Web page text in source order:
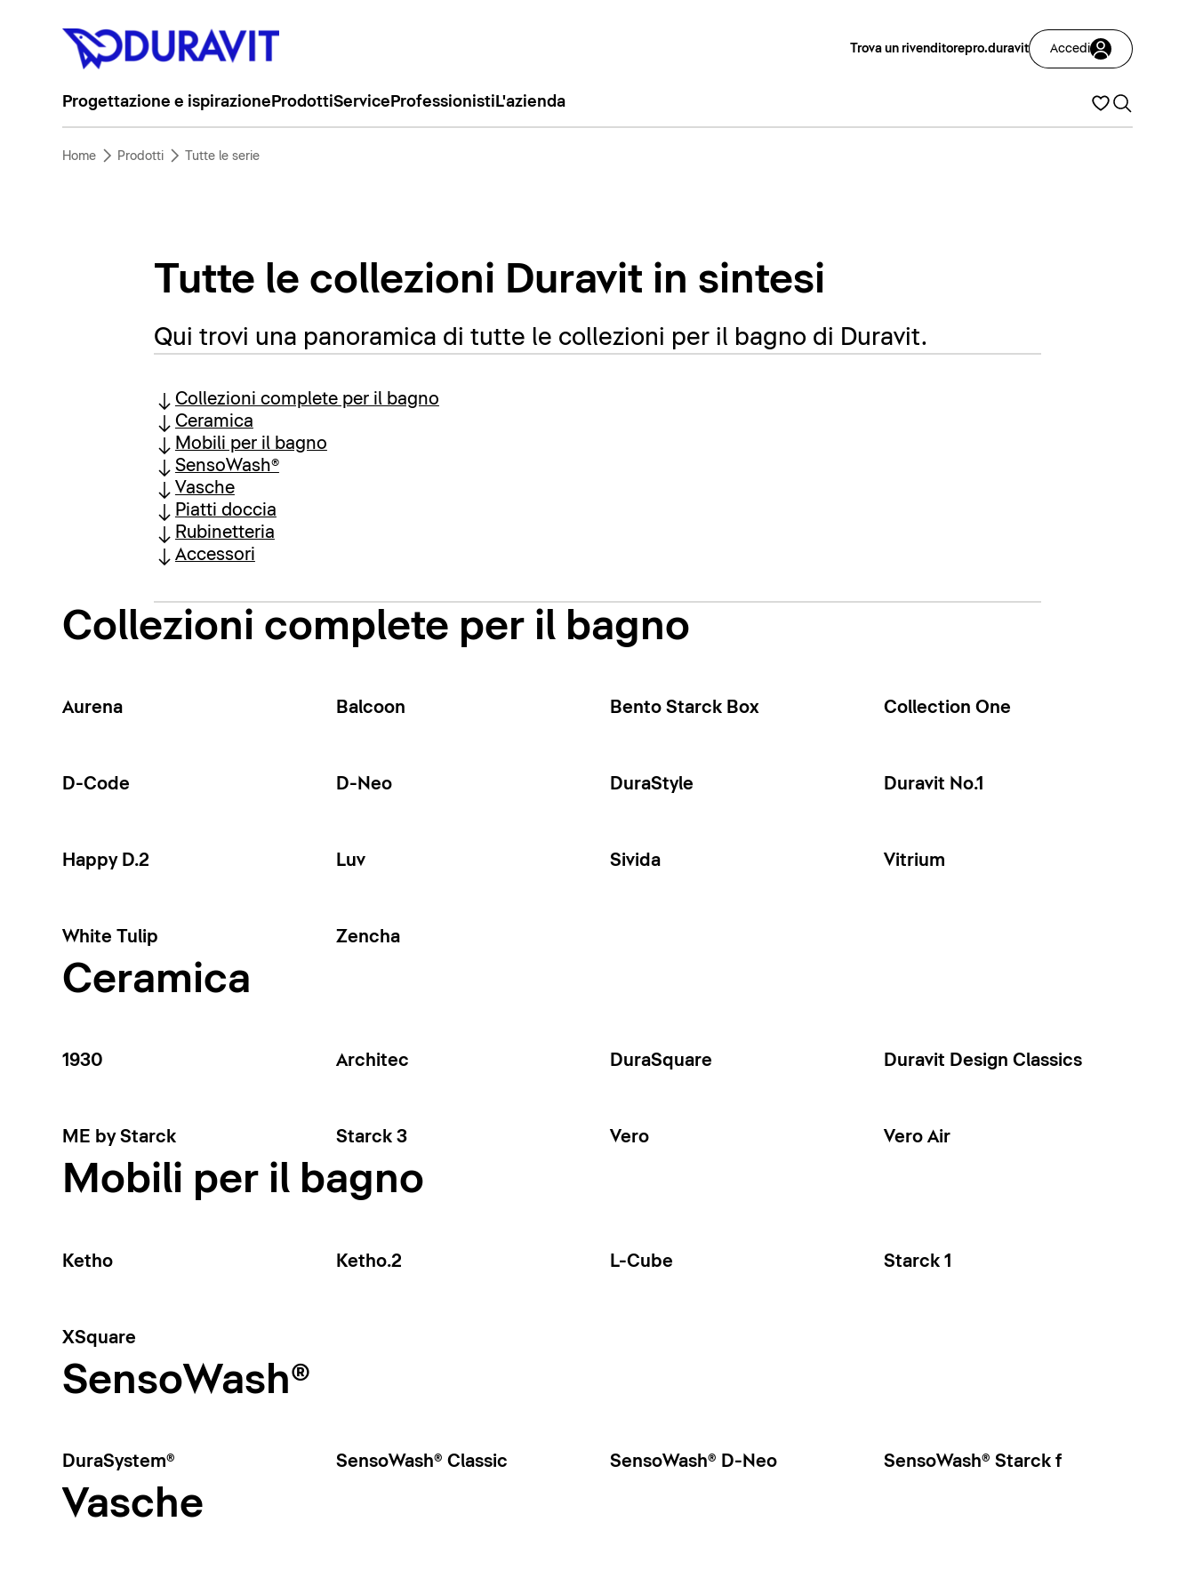
Trova un rivenditorepro.duravit Accedi
Progettazione e ispirazione ProdottiService Professionisti L'azienda
Home Prodotti Tutte le serie
Tutte le collezioni Duravit in sintesi
Qui trovi una panoramica di tutte le collezioni per il bagno di Duravit.
Collezioni complete per il bagno
Ceramica
Mobili per il bagno
SensoWash®
Vasche
Piatti doccia
Rubinetteria
Accessori
Collezioni complete per il bagno
Aurena Balcoon Bento Starck Box Collection One
D-Code D-Neo DuraStyle Duravit No.1
Happy D.2 Luv Sivida Vitrium
White Tulip Zencha
Ceramica
1930 Architec DuraSquare Duravit Design Classics
ME by Starck Starck 3 Vero Vero Air
Mobili per il bagno
Ketho Ketho.2 L-Cube Starck 1
XSquare
SensoWash®
DuraSystem® SensoWash® Classic SensoWash® D-Neo SensoWash® Starck f
Vasche